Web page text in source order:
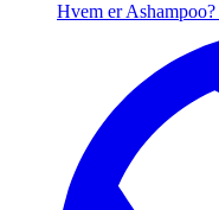
Hvem er Ashampoo?